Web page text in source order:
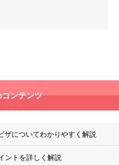
ンテンツ
ザについてわかりやすく解説
ントを詳しく解説